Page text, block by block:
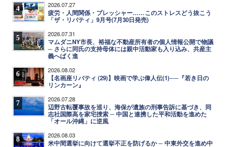
4 2026.07.27
疲労・人間関係・プレッシャー……このストレスどう抜こう
「ザ・リバティ」9月号(7月30日発売)
5 2026.07.31
マムダニNY市長、裕福な不動産所有者の個人情報公開で物議
─ さらに同氏の支持母体には親中活動家も入り込み、共産主
義へばく進
6 2026.08.02
【名画座リバティ (29)】映画で学ぶ偉人伝(1)──『若き日の
リンカーン』
7 2026.07.28
辺野古転覆事故を巡り、海保が遺族の刑事告訴に基づき、同
志社国際高を家宅捜索 ─ 中国と連携した平和活動を進めた
「オール沖縄」に逆風
8 2026.08.03
米中間選挙に向けて選挙不正を防げるか ─ 中東外交を進め中